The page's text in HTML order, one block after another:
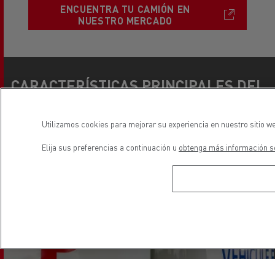
ENCUENTRA TU CAMIÓN EN
NUESTRO MERCADO
CARACTERÍSTICAS PRINCIPALES DEL
Utilizamos cookies para mejorar su experiencia en nuestro sitio
Elija sus preferencias a continuación u obtenga más información